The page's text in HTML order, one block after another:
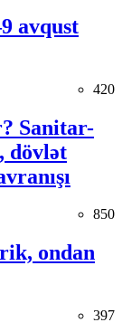
avqust
420
Sanitar-
dövlət
850
ondan
397